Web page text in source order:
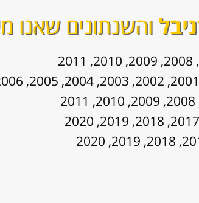
והשנתונים שאנו